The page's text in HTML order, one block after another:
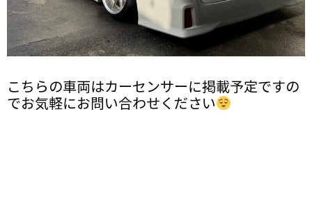
こちらの車両はカーセンサーに掲載予定ですの
でお気軽にお問い合わせください